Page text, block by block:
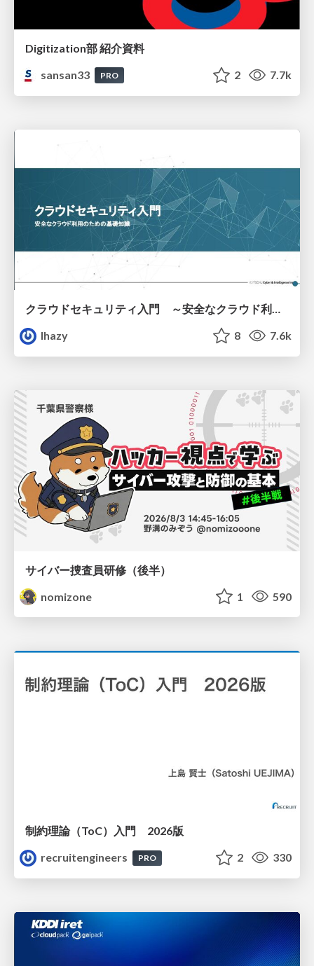
Digitization部 紹介資料
sansan33
PRO 2 7.7k
クラウドセキュリティ入門 ～安全なクラウド利用のための基礎知識～
lhazy
8 7.6k
サイバー捜査員研修（後半）
nomizone
1 590
制約理論（ToC）入門 2026版
recruitengineers
PRO 2 330